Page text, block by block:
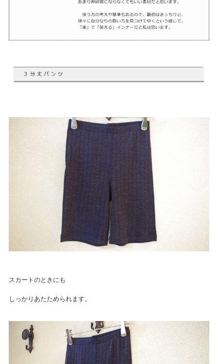
スカートのときにも
しっかりあたためられます。